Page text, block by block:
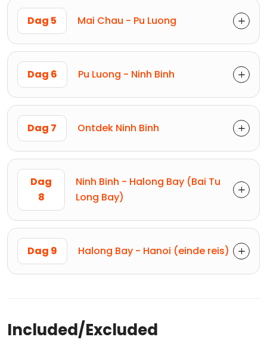
Dag 5 Mai Chau - Pu Luong
Dag 6 Pu Luong - Ninh Binh
Dag 7 Ontdek Ninh Binh
Dag
8
Ninh Binh - Halong Bay (Bai Tu
Long Bay)
Dag 9 Halong Bay - Hanoi (einde reis)
Included/Excluded